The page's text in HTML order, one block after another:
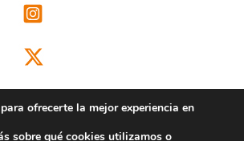
ofrecerte la mejor experiencia en
sobre qué cookies utilizamos o